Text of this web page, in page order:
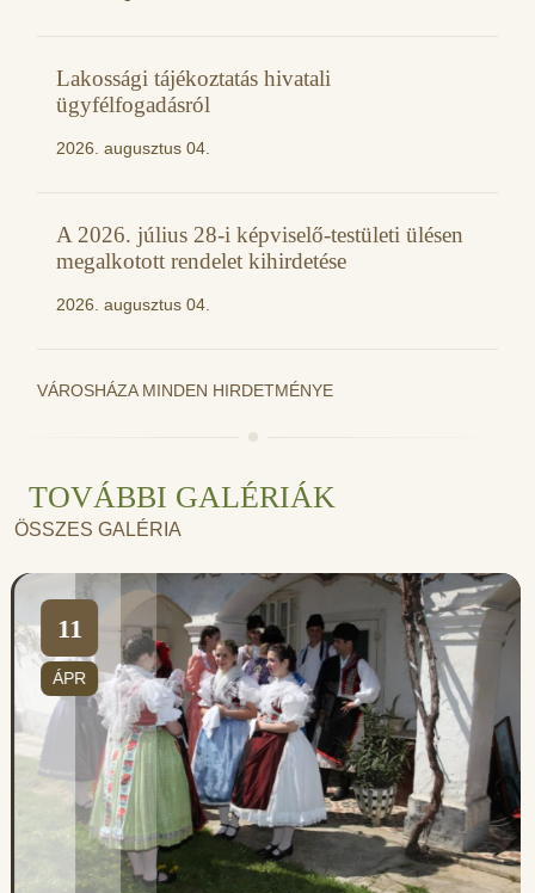
Lakossági tájékoztatás hivatali
ügyfélfogadásról
2026. augusztus 04.
A 2026. július 28-i képviselő-testületi ülésen
megalkotott rendelet kihirdetése
2026. augusztus 04.
VÁROSHÁZA MINDEN HIRDETMÉNYE
TOVÁBBI GALÉRIÁK
ÖSSZES GALÉRIA
11
ÁPR